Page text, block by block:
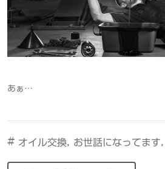
あぁ…
# オイル交換 お世話になってます